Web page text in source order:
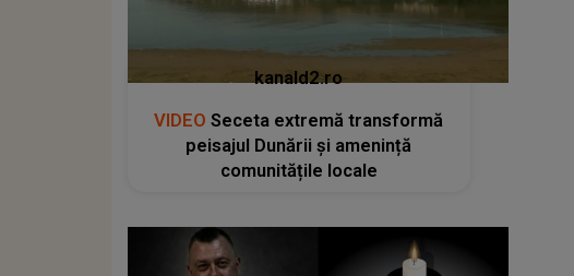
kanald2.ro
VIDEO Seceta extremă transformă
peisajul Dunării și amenință
comunitățile locale